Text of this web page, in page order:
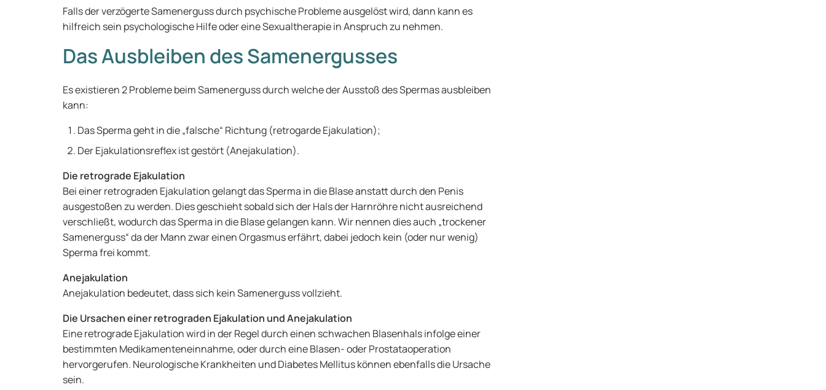
Falls der verzögerte Samenerguss durch psychische Probleme ausgelöst wird, dann kann es
hilfreich sein psychologische Hilfe oder eine Sexualtherapie in Anspruch zu nehmen.
Das Ausbleiben des Samenergusses
Es existieren 2 Probleme beim Samenerguss durch welche der Ausstoß des Spermas ausbleiben
kann:
Das Sperma geht in die „falsche“ Richtung (retrogarde Ejakulation);
Der Ejakulationsreflex ist gestört (Anejakulation).
Die retrograde Ejakulation
Bei einer retrograden Ejakulation gelangt das Sperma in die Blase anstatt durch den Penis
ausgestoßen zu werden. Dies geschieht sobald sich der Hals der Harnröhre nicht ausreichend
verschließt, wodurch das Sperma in die Blase gelangen kann. Wir nennen dies auch „trockener
Samenerguss“ da der Mann zwar einen Orgasmus erfährt, dabei jedoch kein (oder nur wenig)
Sperma frei kommt.
Anejakulation
Anejakulation bedeutet, dass sich kein Samenerguss vollzieht.
Die Ursachen einer retrograden Ejakulation und Anejakulation
Eine retrograde Ejakulation wird in der Regel durch einen schwachen Blasenhals infolge einer
bestimmten Medikamenteneinnahme, oder durch eine Blasen- oder Prostataoperation
hervorgerufen. Neurologische Krankheiten und Diabetes Mellitus können ebenfalls die Ursache
sein.